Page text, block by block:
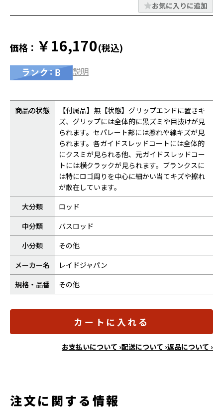
お気に入りに追加
価格： ￥16,170(税込)
説明
商品の状態
【付属品】無【状態】グリップエンドに置きキ
ズ、グリップには全体的に黒ズミや目抜けが見
られます。セパレート部には擦れや線キズが見
られます。各ガイドスレッドコートには全体的
にクスミが見られる他、元ガイドスレッドコー
トには横クラックが見られます。ブランクスに
は特にロゴ周りを中心に細かい当てキズや擦れ
が散在しています。
大分類
ロッド
中分類
バスロッド
小分類
その他
メーカー名
レイドジャパン
規格・品番
その他
カートに入れる
お支払いについて ›配送について ›返品について ›
注文に関する情報